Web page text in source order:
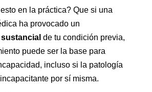
en la práctica? Que si una
ha provocado un
de tu condición previa,
puede ser la base para
incluso si la patología
por sí misma.